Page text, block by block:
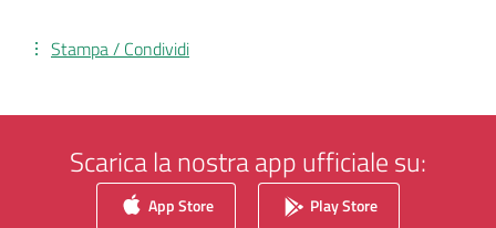
Stampa / Condividi
Scarica la nostra app ufficiale su:
App Store Play Store